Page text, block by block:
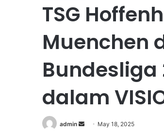
TSG
Muenchen
Bundesliga
dalam
admin May 18, 2025